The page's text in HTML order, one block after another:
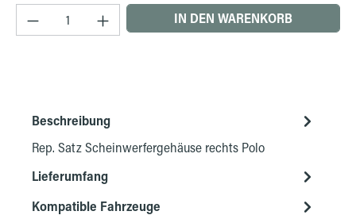
Produkt Anzahl: Gib den gewünschten Wert
IN DEN WARENKORB
Beschreibung
Rep. Satz Scheinwerfergehäuse rechts Polo
Lieferumfang
Kompatible Fahrzeuge